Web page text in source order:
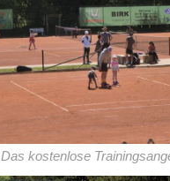
Das kostenlose